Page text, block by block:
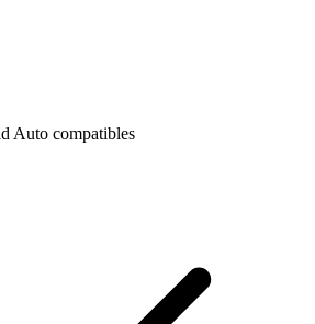
Auto compatibles